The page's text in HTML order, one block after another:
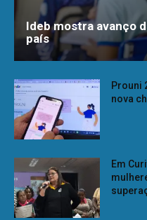
Ideb mostra avanço
país
Prouni
nova
Em